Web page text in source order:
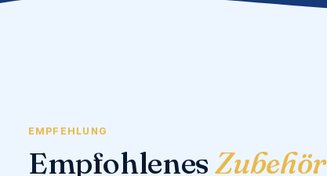
EMPFEHLUNG
EmpfohlenesZubehör